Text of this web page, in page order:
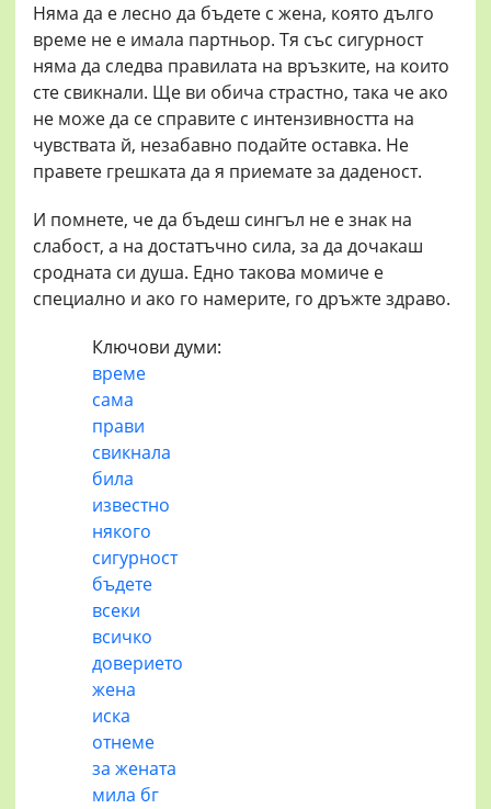
Няма да е лесно да бъдете с жена, която дълго
време не е имала партньор. Тя със сигурност
няма да следва правилата на връзките, на които
сте свикнали. Ще ви обича страстно, така че ако
не може да се справите с интензивността на
чувствата й, незабавно подайте оставка. Не
правете грешката да я приемате за даденост.
И помнете, че да бъдеш сингъл не е знак на
слабост, а на достатъчно сила, за да дочакаш
сродната си душа. Едно такова момиче е
специално и ако го намерите, го дръжте здраво.
Ключови думи:
време
сама
прави
свикнала
била
известно
някого
сигурност
бъдете
всеки
всичко
доверието
жена
иска
отнеме
за жената
мила бг